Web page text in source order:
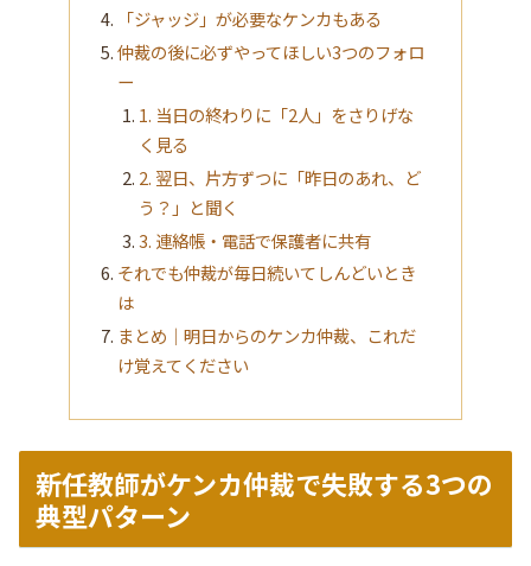
「ジャッジ」が必要なケンカもある
仲裁の後に必ずやってほしい3つのフォロ
ー
1. 当日の終わりに「2人」をさりげな
く見る
2. 翌日、片方ずつに「昨日のあれ、ど
う？」と聞く
3. 連絡帳・電話で保護者に共有
それでも仲裁が毎日続いてしんどいとき
は
まとめ｜明日からのケンカ仲裁、これだ
け覚えてください
新任教師がケンカ仲裁で失敗する3つの
典型パターン